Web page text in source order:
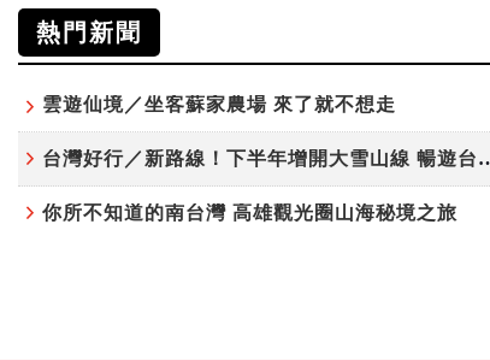
熱門新聞
雲遊仙境／坐客蘇家農場 來了就不想走
台灣好行／新路線！下
你所不知道的南台灣 高雄觀光圈山海秘境之旅